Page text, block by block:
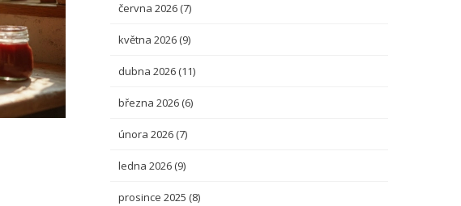
června 2026 (7)
května 2026 (9)
dubna 2026 (11)
března 2026 (6)
února 2026 (7)
ledna 2026 (9)
prosince 2025 (8)